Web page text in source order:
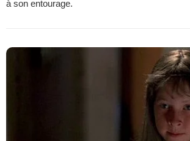
à son entourage.